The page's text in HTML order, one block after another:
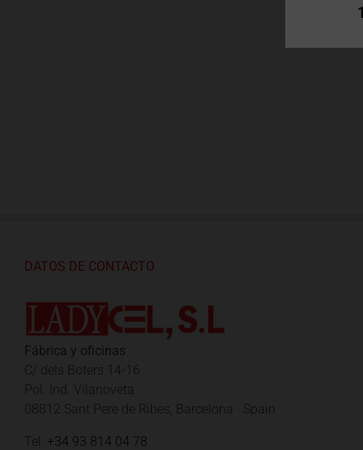
DATOS DE CONTACTO
Fábrica y oficinas
C/ dels Boters 14-16
Pol. Ind. Vilanoveta
08812 Sant Pere de Ribes, Barcelona · Spain
Tel: +34 93 814 04 78